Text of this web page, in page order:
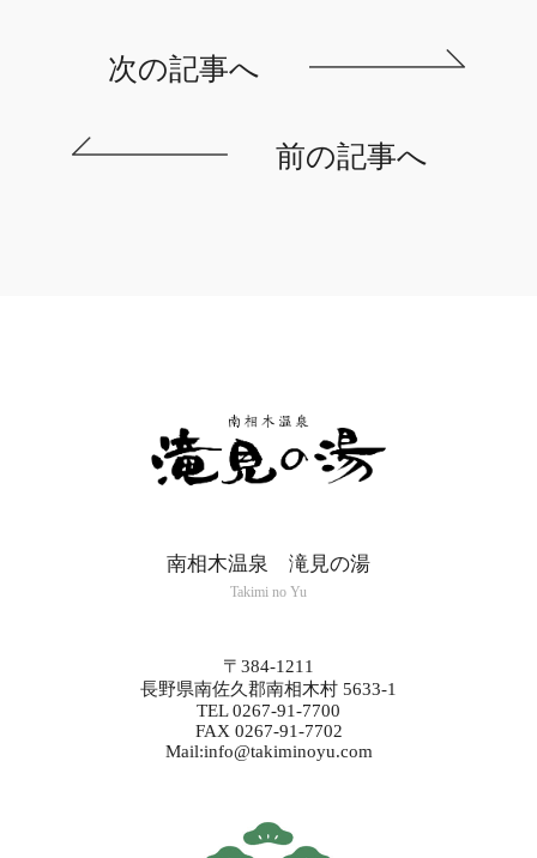
次の記事へ
前の記事へ
南相木温泉 滝見の湯
Takimi no Yu
〒384-1211
長野県南佐久郡南相木村 5633-1
TEL 0267-91-7700
FAX 0267-91-7702
Mail:info@takiminoyu.com